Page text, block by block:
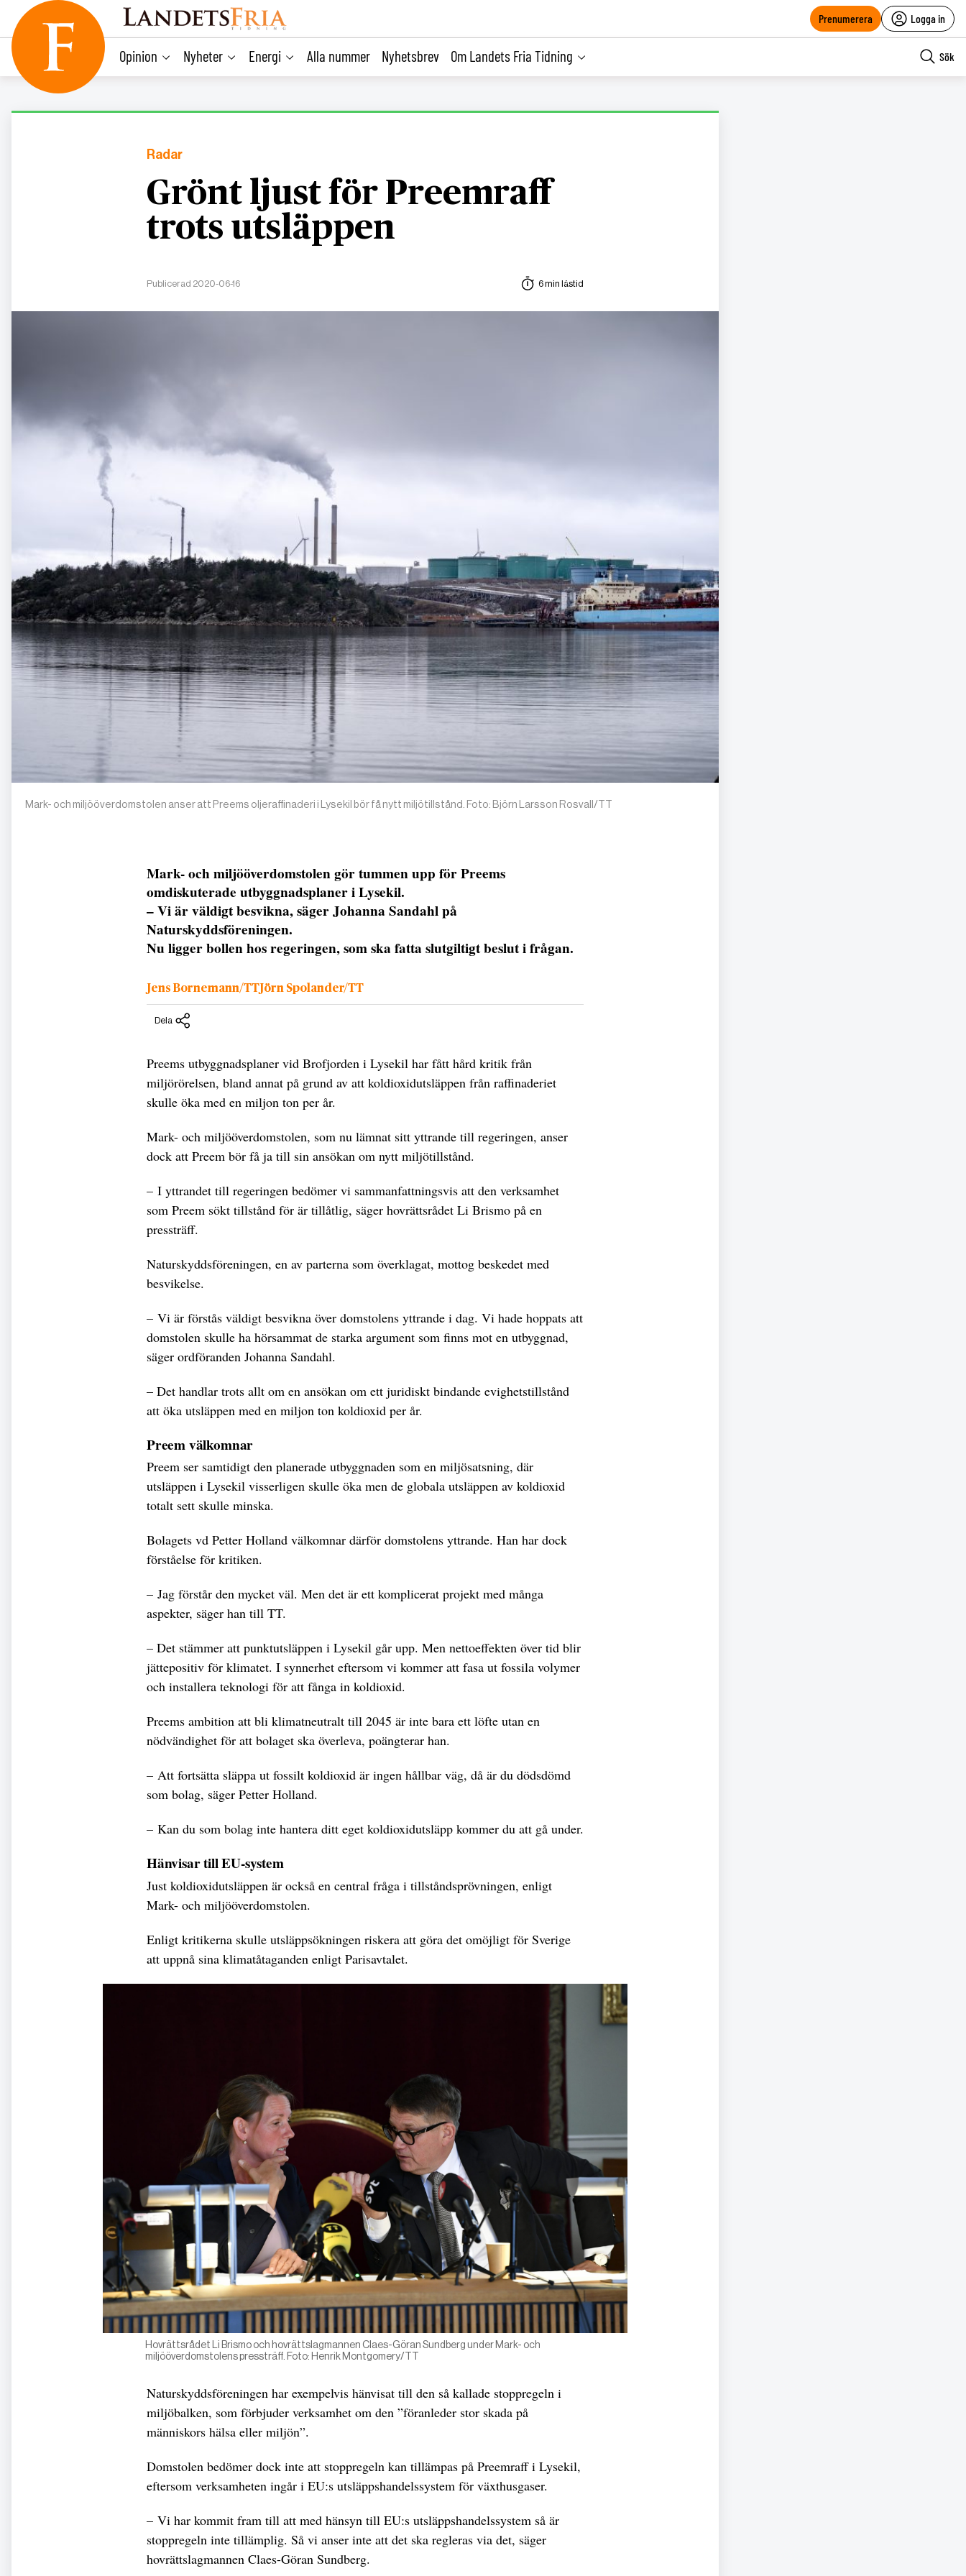
content
Prenumerera Logga in
Opinion Nyheter Energi Alla nummer Nyhetsbrev Om Landets Fria Tidning Sök
Radar
Grönt ljust för Preemraff
trots utsläppen
Publicerad 2020-06-16 6 min lästid
Mark- och miljööverdomstolen anser att Preems oljeraffinaderi i Lysekil bör få nytt miljötillstånd. Foto: Björn Larsson Rosvall/TT
Mark- och miljööverdomstolen gör tummen upp för Preems
omdiskuterade utbyggnadsplaner i Lysekil.
– Vi är väldigt besvikna, säger Johanna Sandahl på
Naturskyddsföreningen.
Nu ligger bollen hos regeringen, som ska fatta slutgiltigt beslut i frågan.
Jens Bornemann/TTJörn Spolander/TT
Dela
Preems utbyggnadsplaner vid Brofjorden i Lysekil har fått hård kritik från
miljörörelsen, bland annat på grund av att koldioxidutsläppen från raffinaderiet
skulle öka med en miljon ton per år.
Mark- och miljööverdomstolen, som nu lämnat sitt yttrande till regeringen, anser
dock att Preem bör få ja till sin ansökan om nytt miljötillstånd.
– I yttrandet till regeringen bedömer vi sammanfattningsvis att den verksamhet
som Preem sökt tillstånd för är tillåtlig, säger hovrättsrådet Li Brismo på en
pressträff.
Naturskyddsföreningen, en av parterna som överklagat, mottog beskedet med
besvikelse.
– Vi är förstås väldigt besvikna över domstolens yttrande i dag. Vi hade hoppats att
domstolen skulle ha hörsammat de starka argument som finns mot en utbyggnad,
säger ordföranden Johanna Sandahl.
– Det handlar trots allt om en ansökan om ett juridiskt bindande evighetstillstånd
att öka utsläppen med en miljon ton koldioxid per år.
Preem välkomnar
Preem ser samtidigt den planerade utbyggnaden som en miljösatsning, där
utsläppen i Lysekil visserligen skulle öka men de globala utsläppen av koldioxid
totalt sett skulle minska.
Bolagets vd Petter Holland välkomnar därför domstolens yttrande. Han har dock
förståelse för kritiken.
– Jag förstår den mycket väl. Men det är ett komplicerat projekt med många
aspekter, säger han till TT.
– Det stämmer att punktutsläppen i Lysekil går upp. Men nettoeffekten över tid blir
jättepositiv för klimatet. I synnerhet eftersom vi kommer att fasa ut fossila volymer
och installera teknologi för att fånga in koldioxid.
Preems ambition att bli klimatneutralt till 2045 är inte bara ett löfte utan en
nödvändighet för att bolaget ska överleva, poängterar han.
– Att fortsätta släppa ut fossilt koldioxid är ingen hållbar väg, då är du dödsdömd
som bolag, säger Petter Holland.
– Kan du som bolag inte hantera ditt eget koldioxidutsläpp kommer du att gå under.
Hänvisar till EU-system
Just koldioxidutsläppen är också en central fråga i tillståndsprövningen, enligt
Mark- och miljööverdomstolen.
Enligt kritikerna skulle utsläppsökningen riskera att göra det omöjligt för Sverige
att uppnå sina klimatåtaganden enligt Parisavtalet.
Hovrättsrådet Li Brismo och hovrättslagmannen Claes-Göran Sundberg under Mark- och
miljööverdomstolens pressträff. Foto: Henrik Montgomery/TT
Naturskyddsföreningen har exempelvis hänvisat till den så kallade stoppregeln i
miljöbalken, som förbjuder verksamhet om den ”föranleder stor skada på
människors hälsa eller miljön”.
Domstolen bedömer dock inte att stoppregeln kan tillämpas på Preemraff i Lysekil,
eftersom verksamheten ingår i EU:s utsläppshandelssystem för växthusgaser.
– Vi har kommit fram till att med hänsyn till EU:s utsläppshandelssystem så är
stoppregeln inte tillämplig. Så vi anser inte att det ska regleras via det, säger
hovrättslagmannen Claes-Göran Sundberg.